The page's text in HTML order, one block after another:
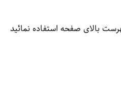
بالای صفحه استفاده نمائید